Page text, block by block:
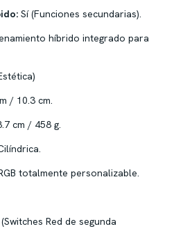
Sí (Funciones secundarias).
híbrido integrado para
/ 10.3 cm.
cm / 458 g.
totalmente personalizable.
(Switches Red de segunda